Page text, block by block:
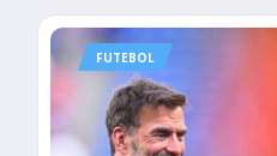
FUTEBOL